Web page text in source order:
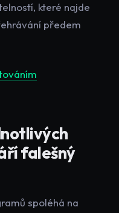
které najde
předem
falešný
spoléhá na